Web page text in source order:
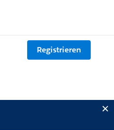
Registrieren